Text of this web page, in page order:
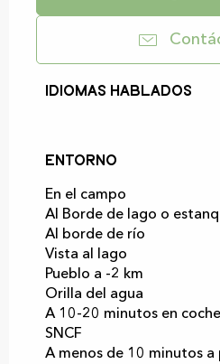
Idiomas hablados
Idiomas hablados
Entorno
Entorno
En el campo
Al Borde de lago o
Al borde de río
Vista al lago
Pueblo a -2 km
Orilla del agua
A 10-20 minutos en
SNCF
A menos de 10 minutos a